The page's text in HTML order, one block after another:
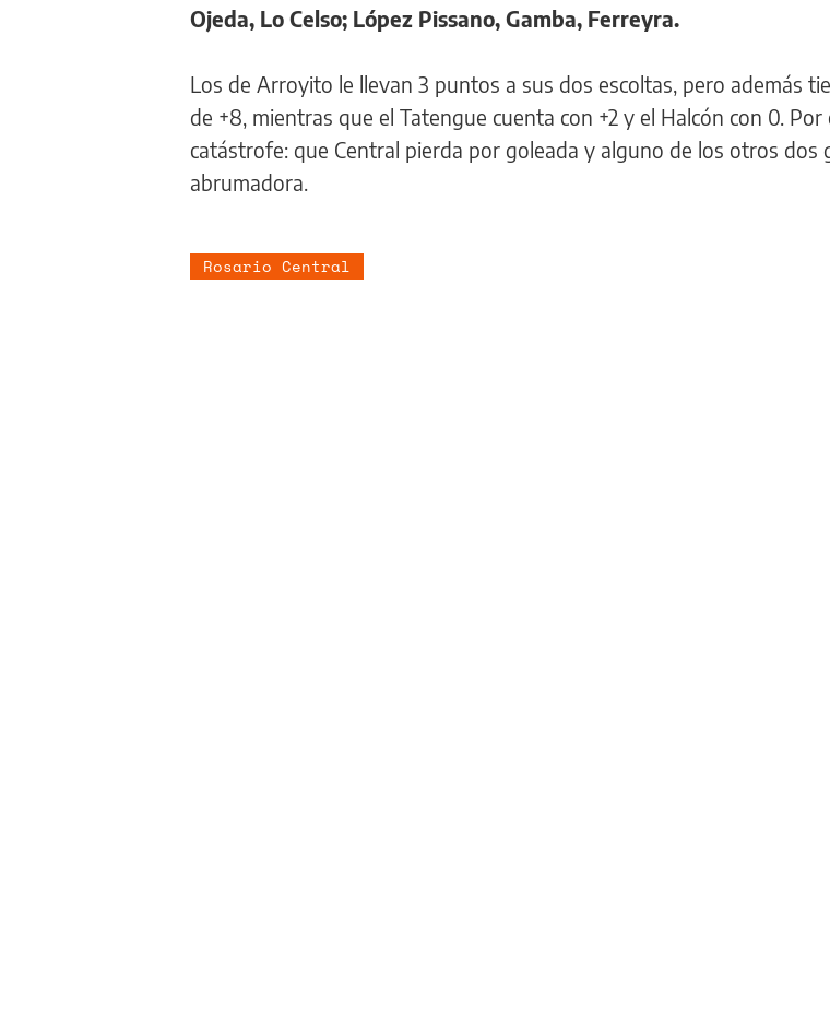
Ojeda, Lo Celso; López Pissano, Gamba, Ferreyra.
Los de Arroyito le llevan 3 puntos a sus dos escoltas, pero además
de +8, mientras que el Tatengue cuenta con +2 y el Halcón con 0.
catástrofe: que Central pierda por goleada y alguno de los otros dos
abrumadora.
Rosario Central